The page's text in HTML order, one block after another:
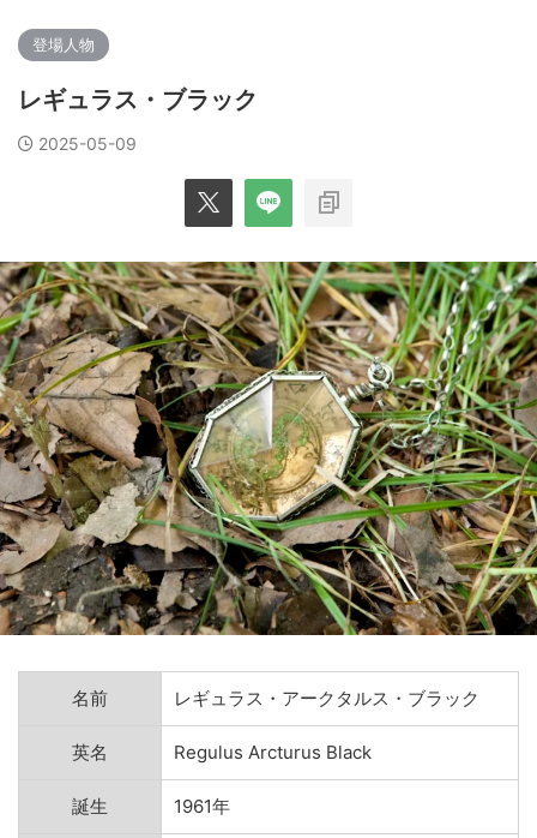
登場人物
レギュラス・ブラック
2025-05-09
名前 レギュラス・アークタルス・ブラック
英名 Regulus Arcturus Black
誕生 1961年